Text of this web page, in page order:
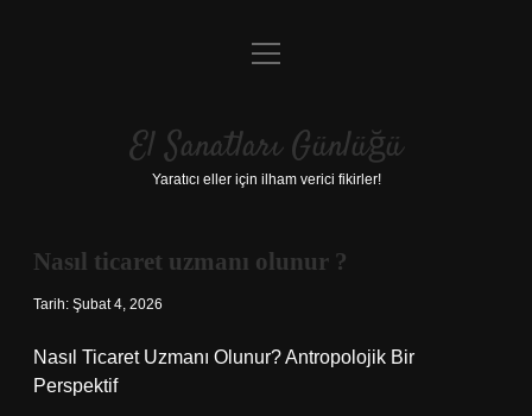
Anasayfa
Yasal Uyarı
menüyü
El Sanatları Günlüğü
Yaratıcı eller için ilham verici fikirler!
Nasıl ticaret uzmanı olunur ?
Tarih: Şubat 4, 2026
Nasıl Ticaret Uzmanı Olunur? Antropolojik Bir
Perspektif